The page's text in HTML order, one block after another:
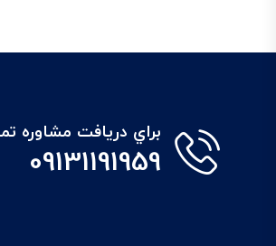
براي دريافت مشاوره
09131191959